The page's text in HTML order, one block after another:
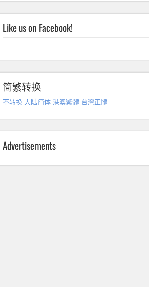
Like us on Facebook!
简繁转换
不转换 大陆简体 港澳繁體 台灣正體
Advertisements